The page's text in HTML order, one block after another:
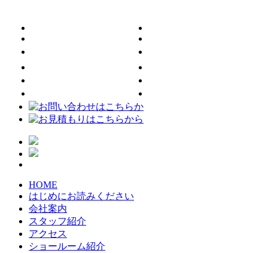
HOME
はじめにお読みください
会社案内
スタッフ紹介
アクセス
ショールーム紹介